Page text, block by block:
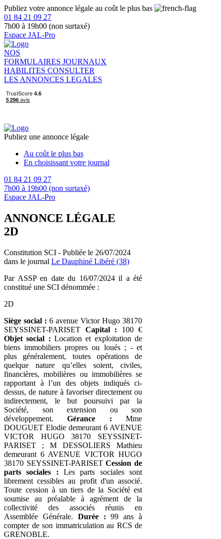
Publiez votre annonce légale au coût le plus bas
01 84 21 09 27
7h00 à 19h00 (non surtaxé)
Espace JAL-Pro
NOS
FORMULAIRES JOURNAUX
HABILITES CONSULTER
LES ANNONCES LEGALES
Publiez une annonce légale
Au coût le plus bas
En choisissant votre journal
01 84 21 09 27
7h00 à 19h00 (non surtaxé)
Espace JAL-Pro
ANNONCE LÉGALE
2D
Constitution SCI - Publiée le 26/07/2024
dans le journal Le Dauphiné Libéré (38)
Par ASSP en date du 16/07/2024 il a été
constitué une SCI dénommée :
2D
Siège social : 6 avenue Victor Hugo 38170
SEYSSINET-PARISET Capital : 100 €
Objet social : Location et exploitation de
biens immobiliers propres ou loués ; - et
plus généralement, toutes opérations de
quelque nature qu’elles soient, civiles,
financières, mobilières ou immobilières se
rapportant à l’un des objets indiqués ci-
dessus, de nature à favoriser directement ou
indirectement, le but poursuivi par la
Société, son extension ou son
développement.Gérance : Mme
DOUGUET Elodie demeurant 6 AVENUE
VICTOR HUGO 38170 SEYSSINET-
PARISET ; M DESSOLIERS Mathieu
demeurant 6 AVENUE VICTOR HUGO
38170 SEYSSINET-PARISETCession de
parts sociales : Les parts sociales sont
librement cessibles au profit d'un associé.
Toute cession à un tiers de la Société est
soumise au préalable à agrément de la
collectivité des associés réunis en
Assemblée Générale. Durée : 99 ans à
compter de son immatriculation au RCS de
GRENOBLE.